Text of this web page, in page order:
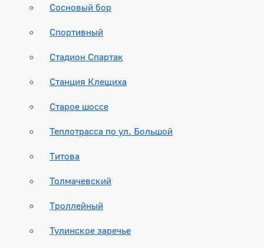
Сосновый бор
Спортивный
Стадион Спартак
Станция Клещиха
Старое шоссе
Теплотрасса по ул. Большой
Титова
Толмачевский
Троллейный
Тулинское заречье